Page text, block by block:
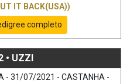
IT BACK(USA))
completo
• UZZI
- 31/07/2021 - CASTANHA -